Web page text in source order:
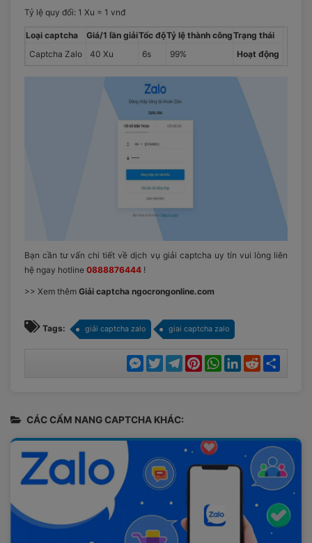
Tỷ lệ quy đổi: 1 Xu = 1 vnđ
Loại captcha Giá/1 lần giảiTốc độTỷ lệ thành côngTrạng thái
Captcha Zalo
40 Xu 6s 99% Hoạt động
Bạn cần tư vấn chi tiết về dịch vụ giải captcha uy tín vui lòng liên
hệ ngay hotline 0888876444 !
>> Xem thêm Giải captcha ngocrongonline.com
Tags: giải captcha zalo giai captcha zalo
Messenger
TwitterTelegramPinterestWhatsAppLinkedInReddit
CÁC CẨM NANG CAPTCHA KHÁC: